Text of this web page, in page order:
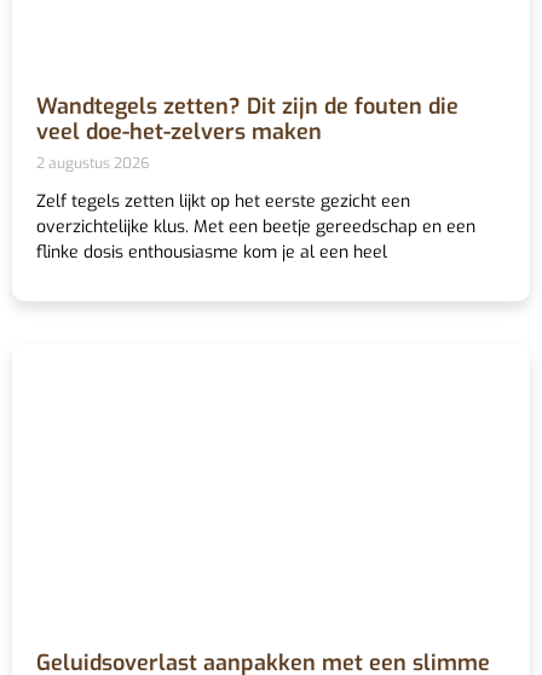
Wandtegels zetten? Dit zijn de fouten die
veel doe-het-zelvers maken
2 augustus 2026
Zelf tegels zetten lijkt op het eerste gezicht een
overzichtelijke klus. Met een beetje gereedschap en een
flinke dosis enthousiasme kom je al een heel
Geluidsoverlast aanpakken met een slimme